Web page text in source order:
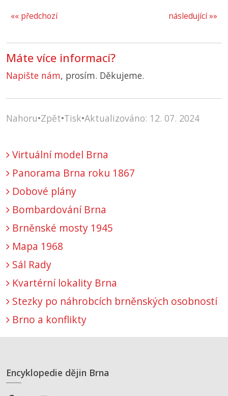
následující »»
«« předchozí
Máte více informací?
Napište nám, prosím. Děkujeme.
Nahoru•Zpět•Tisk•Aktualizováno: 12. 07. 2024
Virtuální model Brna
Panorama Brna roku 1867
Dobové plány
Bombardování Brna
Brněnské mosty 1945
Mapa 1968
Sál Rady
Kvartérní lokality Brna
Stezky po náhrobcích brněnských osobností
Brno a konflikty
Encyklopedie dějin Brna